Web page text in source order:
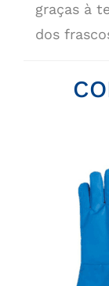
graças à
dos